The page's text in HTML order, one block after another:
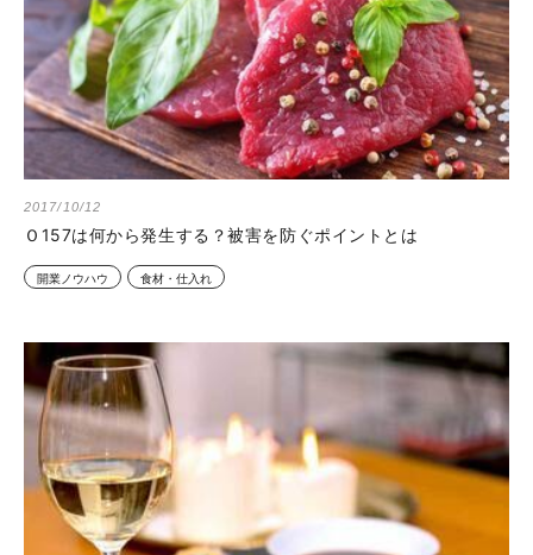
2017/10/12
Ｏ157は何から発生する？被害を防ぐポイントとは
開業ノウハウ 食材・仕入れ